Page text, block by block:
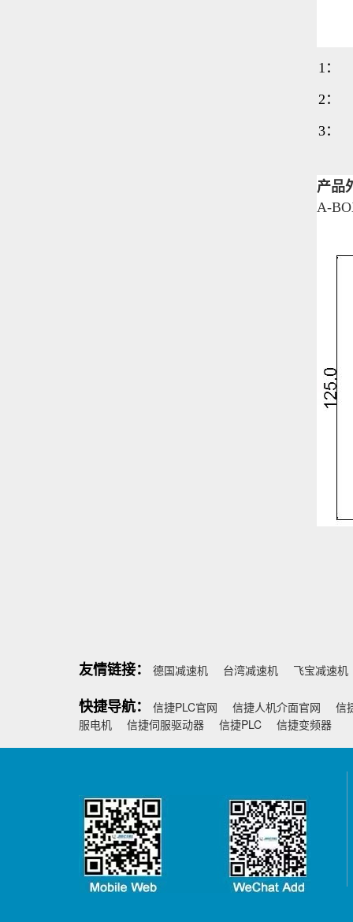
1：
2：
3：
产品
A-
友情链接： 德国减速机 台湾减速机 飞宝减速机
快捷导航： 信捷PLC官网 信捷人机介面官网
信
服电机
信捷伺服驱动器 信捷PLC 信捷变频器